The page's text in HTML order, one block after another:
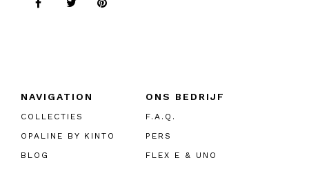
NAVIGATION
COLLECTIES
OPALINE BY KINTO
BLOG
ONS BEDRIJF
F.A.Q.
PERS
FLEX E & UNO